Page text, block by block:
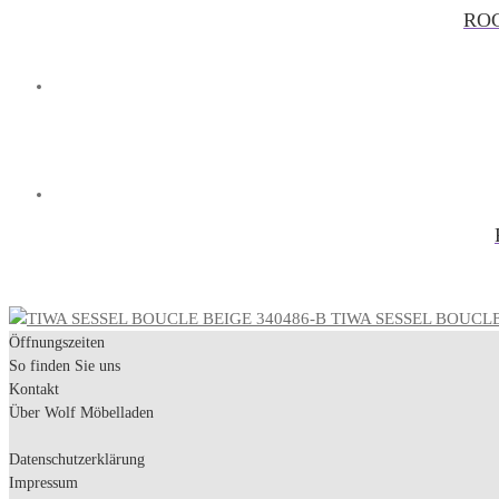
TIWA SESSEL
Öffnungszeiten
So finden Sie uns
Kontakt
Über Wolf Möbelladen
Datenschutzerklärung
Impressum